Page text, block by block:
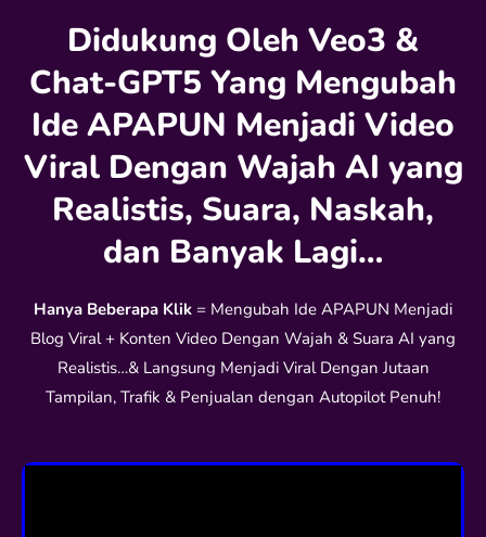
Didukung Oleh Veo3 &
Chat-GPT5 Yang Mengubah
Ide APAPUN Menjadi Video
Viral Dengan Wajah AI yang
Realistis, Suara, Naskah,
dan Banyak Lagi…
Hanya Beberapa Klik = Mengubah Ide APAPUN Menjadi
Blog Viral + Konten Video Dengan Wajah & Suara AI yang
Realistis…& Langsung Menjadi Viral Dengan Jutaan
Tampilan, Trafik & Penjualan dengan Autopilot Penuh!